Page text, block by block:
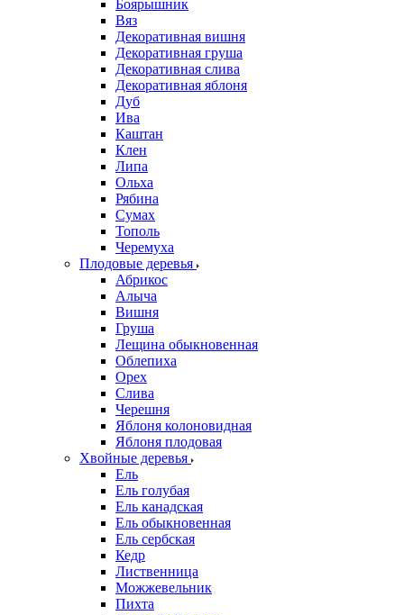
Боярышник
Вяз
Декоративная вишня
Декоративная груша
Декоративная слива
Декоративная яблоня
Дуб
Ива
Каштан
Клен
Липа
Ольха
Рябина
Сумах
Тополь
Черемуха
Плодовые деревья
Абрикос
Алыча
Вишня
Груша
Лещина обыкновенная
Облепиха
Орех
Слива
Черешня
Яблоня колоновидная
Яблоня плодовая
Хвойные деревья
Ель
Ель голубая
Ель канадская
Ель обыкновенная
Ель сербская
Кедр
Лиственница
Можжевельник
Пихта